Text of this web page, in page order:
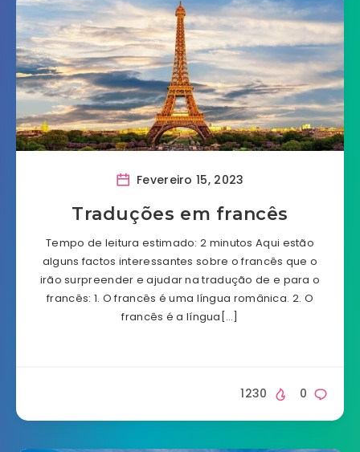
Fevereiro 15, 2023
Traduções em francês
Tempo de leitura estimado: 2 minutos Aqui estão
alguns factos interessantes sobre o francês que o
irão surpreender e ajudar na tradução de e para o
francês: 1. O francês é uma língua românica. 2. O
francês é a língua[…]
0
1230